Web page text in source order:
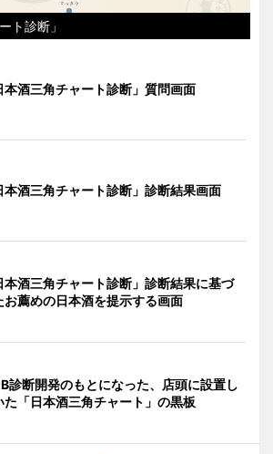
ト診断」
本酒三角チャート診断」質問画面
本酒三角チャート診断」診断結果画面
本酒三角チャート診断」診断結果に基づ
お薦めの日本酒を提示する画面
診断開発のもとになった、店頭に設置し
た「日本酒三角チャート」の黒板